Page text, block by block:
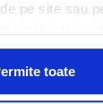
pe site sau
sunt plasați
sunt cookie-uri
web pe
toate